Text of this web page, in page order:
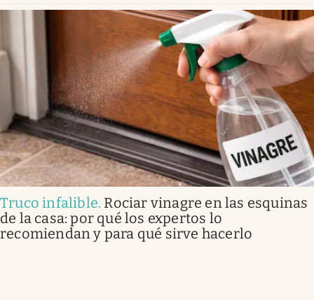
Truco infalible. Rociar vinagre en las esquinas
de la casa: por qué los expertos lo
recomiendan y para qué sirve hacerlo